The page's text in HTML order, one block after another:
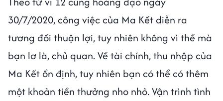
30/7/2020, công việc của Ma Kết diễn ra
tương đối thuận lợi, tuy nhiên không vì thế mà
bạn lơ là, chủ quan. Về tài chính, thu nhập của
Ma Kết ổn định, tuy nhiên bạn có thể có thêm
một khoản tiền thưởng nho nhỏ. Vận trình tình